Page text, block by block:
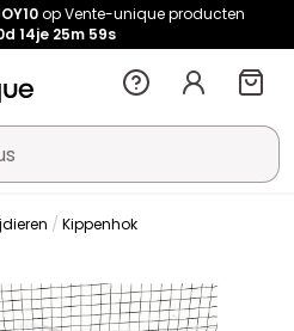
op Vente-unique producten
14je 25m 59s
Kippenhok